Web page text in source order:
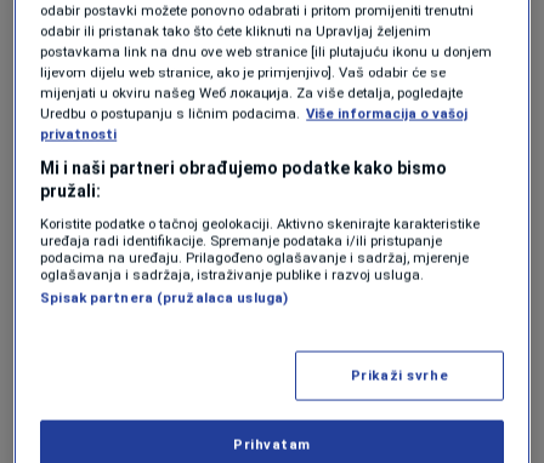
istrazi, prenosiATV.
Podsjetimo, Kulišićevo tijelo pronađeno je u
šumi nedaleko od izletišta Preslica kod Doboja.
Bio je nag, vezan kanapom i selotejp trakom.
Kako je saopštio načelnik PU Doboj Slobodan
Radinković kao direktni izvršilac ubistva
osumnjičena je njegova supruga Andrea, dok
Zločin je počinjen juče oko jedan sat iza ponoći,
odabir postavki možete ponovno odabrati i pritom promijeniti trenutni
odabir ili pristanak tako što ćete kliknuti na Upravljaj željenim
postavkama link na dnu ove web stranice [ili plutajuću ikonu u donjem
lijevom dijelu web stranice, ako je primjenjivo]. Vaš odabir će se
mijenjati u okviru našeg Wеб локација. Za više detalja, pogledajte
Uredbu o postupanju s ličnim podacima. Više informacija o vašoj
privatnosti
Mi i naši partneri obrađujemo podatke kako bismo
pružali:
Koristite podatke o tačnoj geolokaciji. Aktivno skenirajte karakteristike
uređaja radi identifikacije. Spremanje podataka i/ili pristupanje
podacima na uređaju. Prilagođeno oglašavanje i sadržaj, mjerenje
oglašavanja i sadržaja, istraživanje publike i razvoj usluga.
Spisak partnera (pružalaca usluga)
Prikaži svrhe
Prihvatam